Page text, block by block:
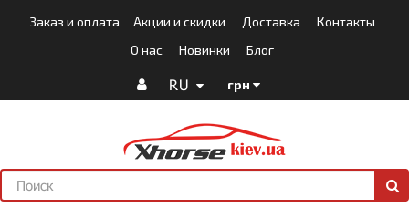
Заказ и оплата Акции и скидки Доставка
Контакты
О нас
Новинки Блог
RU грн